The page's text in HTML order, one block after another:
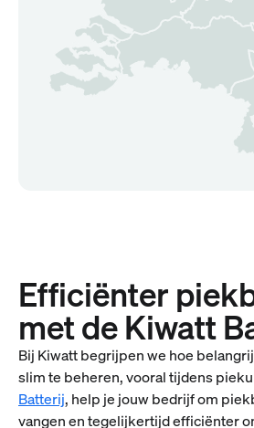
Efficiënter
met de Kiwatt
Bij Kiwatt begrijpen we hoe
slim te beheren, vooral tijdens
Batterij, help je jouw bedrijf om
vangen en tegelijkertijd efficiënter